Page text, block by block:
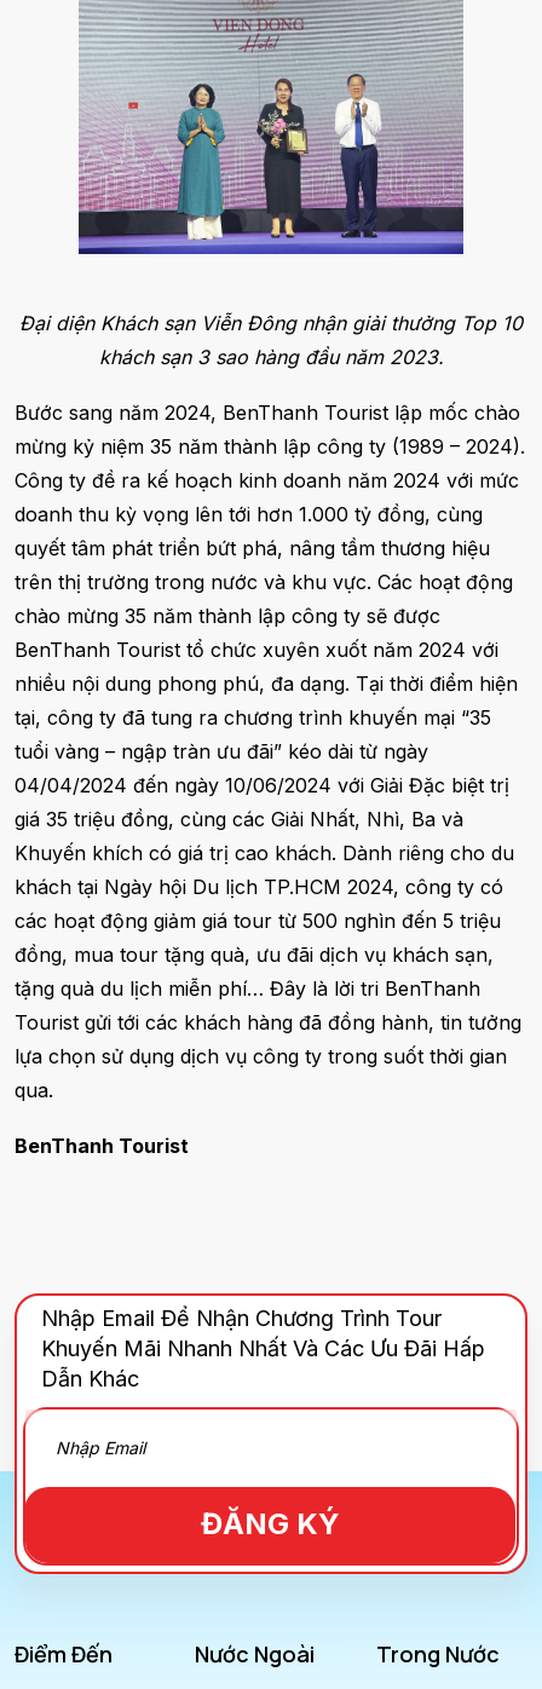
Đại diện Khách sạn Viễn Đông nhận giải thưởng Top 10
khách sạn 3 sao hàng đầu năm 2023.
Bước sang năm 2024, BenThanh Tourist lập mốc chào
mừng kỷ niệm 35 năm thành lập công ty (1989 – 2024).
Công ty đề ra kế hoạch kinh doanh năm 2024 với mức
doanh thu kỳ vọng lên tới hơn 1.000 tỷ đồng, cùng
quyết tâm phát triển bứt phá, nâng tầm thương hiệu
trên thị trường trong nước và khu vực. Các hoạt động
chào mừng 35 năm thành lập công ty sẽ được
BenThanh Tourist tổ chức xuyên xuốt năm 2024 với
nhiều nội dung phong phú, đa dạng. Tại thời điểm hiện
tại, công ty đã tung ra chương trình khuyến mại “35
tuổi vàng – ngập tràn ưu đãi” kéo dài từ ngày
04/04/2024 đến ngày 10/06/2024 với Giải Đặc biệt trị
giá 35 triệu đồng, cùng các Giải Nhất, Nhì, Ba và
Khuyến khích có giá trị cao khách. Dành riêng cho du
khách tại Ngày hội Du lịch TP.HCM 2024, công ty có
các hoạt động giảm giá tour từ 500 nghìn đến 5 triệu
đồng, mua tour tặng quà, ưu đãi dịch vụ khách sạn,
tặng quà du lịch miễn phí… Đây là lời tri BenThanh
Tourist gửi tới các khách hàng đã đồng hành, tin tưởng
lựa chọn sử dụng dịch vụ công ty trong suốt thời gian
qua.
BenThanh Tourist
Nhập Email Để Nhận Chương Trình Tour
Khuyến Mãi Nhanh Nhất Và Các Ưu Đãi Hấp
Dẫn Khác
ĐĂNG KÝ
Điểm Đến Nước Ngoài Trong Nước